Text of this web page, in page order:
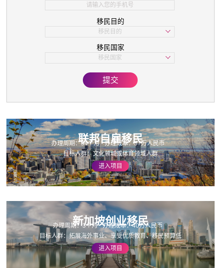
移民目的
移民目的
子女教育
移民国家
移民国家
欧洲
亚洲
提交
联邦自雇移民
办理周期：34个月
办理成本：37万人民币
目标人群：文化领域或体育领域人群
进入项目
新加坡创业移民
办理周期：3个月
办理成本：40万人民币
目标人群：拓展海外事业、享受优质教育、移民预算低
进入项目